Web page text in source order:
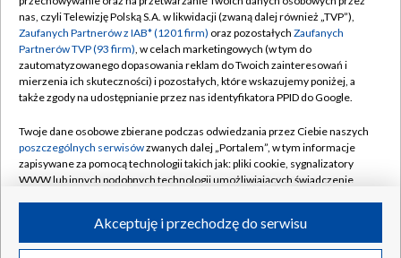
Emisja w TVP
Centrum informacji TVP
Naziemna Telewizja Cyfrowa
Rada Programowa
System NOS
Informacje o nadawcy
Program dla prasy
Regulamin TVP
Polityka prywatności
Moje zgody
Pomoc
Kontakt
Kanały
©2026 Telewizja Polska S.A. w likwidacji
nas, czyli Telewizję Polską S.A. w likwidacji (zwaną dalej również „TVP”),
Zaufanych Partnerów z IAB* (1201 firm) oraz pozostałych Zaufanych
Partnerów TVP (93 firm), w celach marketingowych (w tym do
zautomatyzowanego dopasowania reklam do Twoich zainteresowań i
mierzenia ich skuteczności) i pozostałych, które wskazujemy poniżej, a
także zgody na udostępnianie przez nas identyfikatora PPID do Google.
Twoje dane osobowe zbierane podczas odwiedzania przez Ciebie naszych
poszczególnych serwisówzwanych dalej „Portalem”, w tym informacje
zapisywane za pomocą technologii takich jak: pliki cookie, sygnalizatory
WWW lub innych podobnych technologii umożliwiających świadczenie
ruchu w Internecie.Akceptuję i przechodzę do serwisu